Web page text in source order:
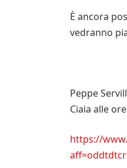
È ancora
vedranno
Peppe
Ciaia alle
https://